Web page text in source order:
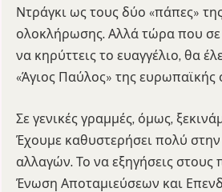
Ντράγκι ως τους δύο «πάπες»
ολοκλήρωσης. Αλλά τώρα που
να κηρύττεις το ευαγγέλιο, θα
«Άγιος Παύλος» της
Σε γενικές γραμμές, όμως,
Έχουμε καθυστερήσει πολύ
αλλαγών. Το να εξηγήσεις στους
Ένωση Αποταμιεύσεων και